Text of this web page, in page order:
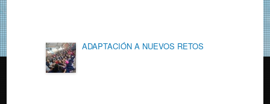
ADAPTACIÓN A NUEVOS RETOS